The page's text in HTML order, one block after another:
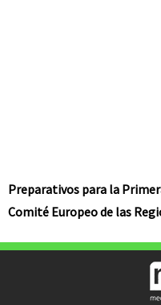
Preparativos para la
Comité Europeo de las